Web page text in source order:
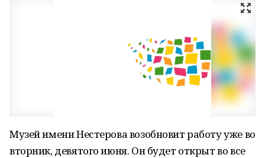
Музей имени Нестерова возобновит работу уже во
вторник, девятого июня. Он будет открыт во все